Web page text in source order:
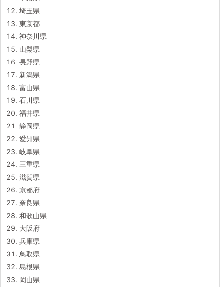
埼玉県
東京都
神奈川県
山梨県
長野県
新潟県
富山県
石川県
福井県
静岡県
愛知県
岐阜県
三重県
滋賀県
京都府
奈良県
和歌山県
大阪府
兵庫県
鳥取県
島根県
岡山県